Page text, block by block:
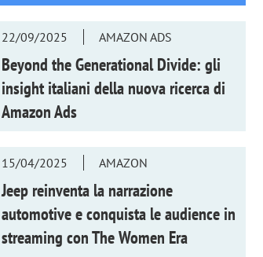
22/09/2025 AMAZON ADS
Beyond the Generational Divide: gli
insight italiani della nuova ricerca di
Amazon Ads
15/04/2025 AMAZON
Jeep reinventa la narrazione
automotive e conquista le audience in
streaming conThe Women Era